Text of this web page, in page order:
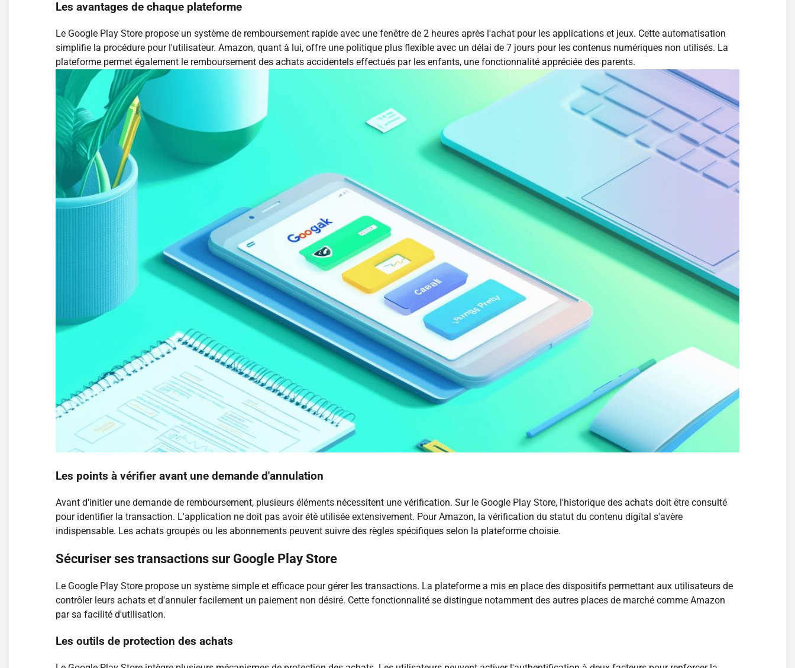
Les avantages de chaque plateforme
Le Google Play Store propose un système de remboursement rapide avec une fenêtre de 2 heures après l'achat pour les applications et jeux. Cette automatisation
simplifie la procédure pour l'utilisateur. Amazon, quant à lui, offre une politique plus flexible avec un délai de 7 jours pour les contenus numériques non utilisés. La
plateforme permet également le remboursement des achats accidentels effectués par les enfants, une fonctionnalité appréciée des parents.
Les points à vérifier avant une demande d'annulation
Avant d'initier une demande de remboursement, plusieurs éléments nécessitent une vérification. Sur le Google Play Store, l'historique des achats doit être consulté
pour identifier la transaction. L'application ne doit pas avoir été utilisée extensivement. Pour Amazon, la vérification du statut du contenu digital s'avère
indispensable. Les achats groupés ou les abonnements peuvent suivre des règles spécifiques selon la plateforme choisie.
Sécuriser ses transactions sur Google Play Store
Le Google Play Store propose un système simple et efficace pour gérer les transactions. La plateforme a mis en place des dispositifs permettant aux utilisateurs de
contrôler leurs achats et d'annuler facilement un paiement non désiré. Cette fonctionnalité se distingue notamment des autres places de marché comme Amazon
par sa facilité d'utilisation.
Les outils de protection des achats